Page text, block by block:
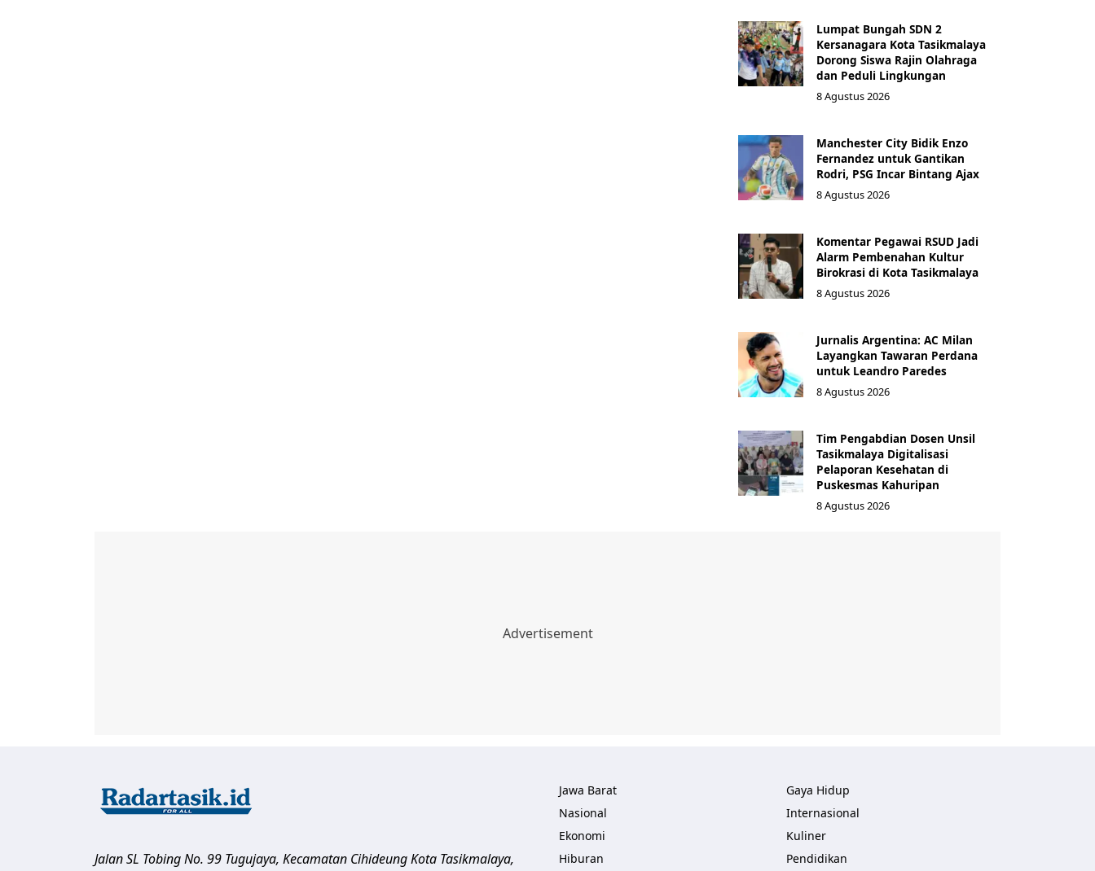
Lumpat Bungah SDN 2
Kersanagara Kota Tasikmalaya
Dorong Siswa Rajin Olahraga
dan Peduli Lingkungan
8 Agustus 2026
Manchester City Bidik Enzo
Fernandez untuk Gantikan
Rodri, PSG Incar Bintang Ajax
8 Agustus 2026
Komentar Pegawai RSUD Jadi
Alarm Pembenahan Kultur
Birokrasi di Kota Tasikmalaya
8 Agustus 2026
Jurnalis Argentina: AC Milan
Layangkan Tawaran Perdana
untuk Leandro Paredes
8 Agustus 2026
Tim Pengabdian Dosen Unsil
Tasikmalaya Digitalisasi
Pelaporan Kesehatan di
Puskesmas Kahuripan
8 Agustus 2026
Jalan SL Tobing No. 99 Tugujaya, Kecamatan CihideungKota Tasikmalaya,
Jawa Barat
Nasional
Ekonomi
Hiburan
Gaya Hidup
Internasional
Kuliner
Pendidikan